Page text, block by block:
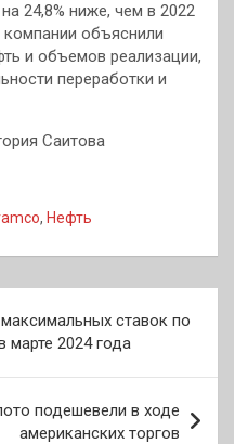
24,8% ниже, чем в 2022
компании объяснили
и объемов реализации,
переработки и
Саитова
, Нефть
ставок по
марте 2024 года
подешевели в ходе
американских торгов